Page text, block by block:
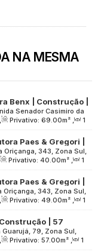
NA MESMA
Benx | Construção |
| varanda
Senador Casimiro da
São Paulo,
, Privativo: 69.00m² ,
1
Útil: 69.00m² ,
Terreno:
Paes & Gregori |
| com
Oriçanga, 343, Zona Sul,
São Paulo, Brasil
Privativo: 40.00m² ,
1
, Terreno: 1291.00m²
Paes & Gregori |
| suíte |
Oriçanga, 343, Zona Sul,
São Paulo, Brasil
, Privativo: 49.00m² ,
1
Útil: 49.00m² ,
Terreno:
| 57
| varanda gourmet |
Guarujá, 79, Zona Sul,
São Paulo, Brasil
, Privativo: 57.00m² ,
1